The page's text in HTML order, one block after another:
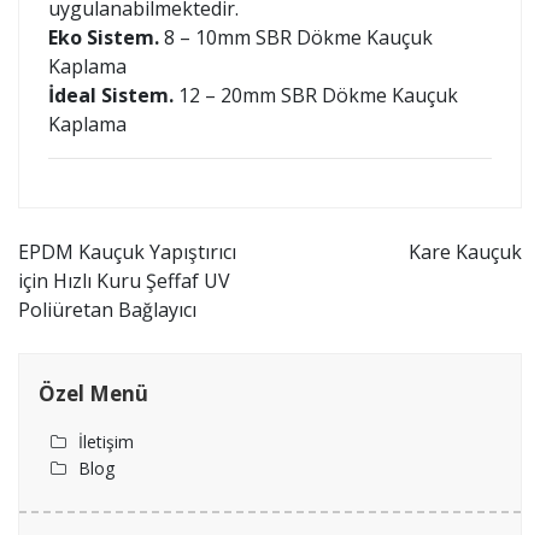
uygulanabilmektedir.
Eko Sistem.8 – 10mm SBR Dökme Kauçuk
Kaplama
İdeal Sistem. 12 – 20mm SBR Dökme Kauçuk
Kaplama
Yazı
gezinmesi
EPDM Kauçuk Yapıştırıcı
için Hızlı Kuru Şeffaf UV
Poliüretan Bağlayıcı
Kare Kauçuk
Özel Menü
İletişim
Blog